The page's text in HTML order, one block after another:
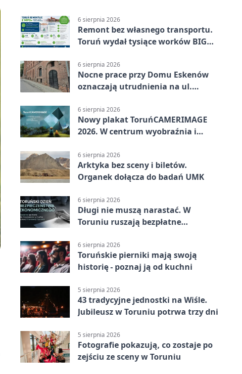
6 sierpnia 2026
Remont bez własnego transportu.
Toruń wydał tysiące worków BIG
6 sierpnia 2026
Nocne prace przy Domu Eskenów
oznaczają utrudnienia na ul.
6 sierpnia 2026
Nowy plakat ToruńCAMERIMAGE
2026. W centrum wyobraźnia i
6 sierpnia 2026
Arktyka bez sceny i biletów.
Organek dołącza do badań UMK
6 sierpnia 2026
Długi nie muszą narastać. W
Toruniu ruszają bezpłatne
6 sierpnia 2026
Toruńskie pierniki mają swoją
historię - poznaj ją od kuchni
5 sierpnia 2026
43 tradycyjne jednostki na Wiśle.
Jubileusz w Toruniu potrwa trzy dni
5 sierpnia 2026
Fotografie pokazują, co zostaje po
zejściu ze sceny w Toruniu